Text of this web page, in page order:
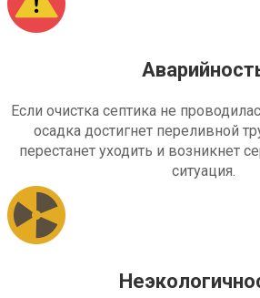
Если очистка септика не
осадка достигнет переливной
перестанет уходить и возникнет
ситуация.